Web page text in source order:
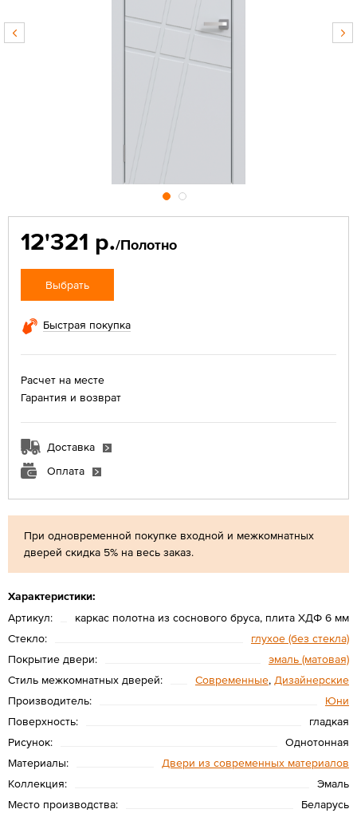
При одновременной покупке входной и межкомнатных
дверей скидка 5% на весь заказ.
Характеристики:
Артикул:
каркас полотна из соснового бруса, плита ХДФ 6 мм
Стекло:
глухое (без стекла)
Покрытие двери:
эмаль (матовая)
Стиль межкомнатных дверей:
Современные, Дизайнерские
Производитель:
Юни
Поверхность:
гладкая
Рисунок:
Однотонная
Материалы:
Двери из современных материалов
Коллекция:
Эмаль
Место производства:
Беларусь
12'321 р./Полотно
Выбрать
Быстрая покупка
Расчет на месте
Гарантия и возврат
Доставка
Оплата